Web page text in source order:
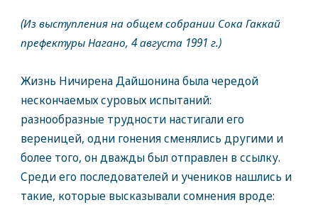
(Из выступления на общем собрании Сока Гаккай
префектуры Нагано, 4 августа 1991 г.)
Жизнь Ничирена Дайшонина была чередой
нескончаемых суровых испытаний:
разнообразные трудности настигали его
вереницей, одни гонения сменялись другими и
более того, он дважды был отправлен в ссылку.
Среди его последователей и учеников нашлись и
такие, которые высказывали сомнения вроде: